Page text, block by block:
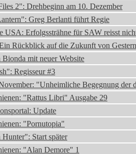
2": Drehbeginn am 10. Dezember
Greg Berlanti führt Regie
USA: Erfolgssträhne für SAW reisst
Rückblick auf die Zukunft von Gestern
Bionda mit neuer Website
Regisseur #3
"Unheimliche Begegnung der
"Rattus Libri" Ausgabe 29
Update
"Pornutopia"
Start später
"Alan Demore" 1